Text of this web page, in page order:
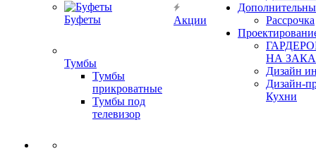
Буфеты
Тумбы
Тумбы
прикроватные
Тумбы под
телевизор
Акции
Рассрочка
НА
Дизайн
Дизайн-
Кухни